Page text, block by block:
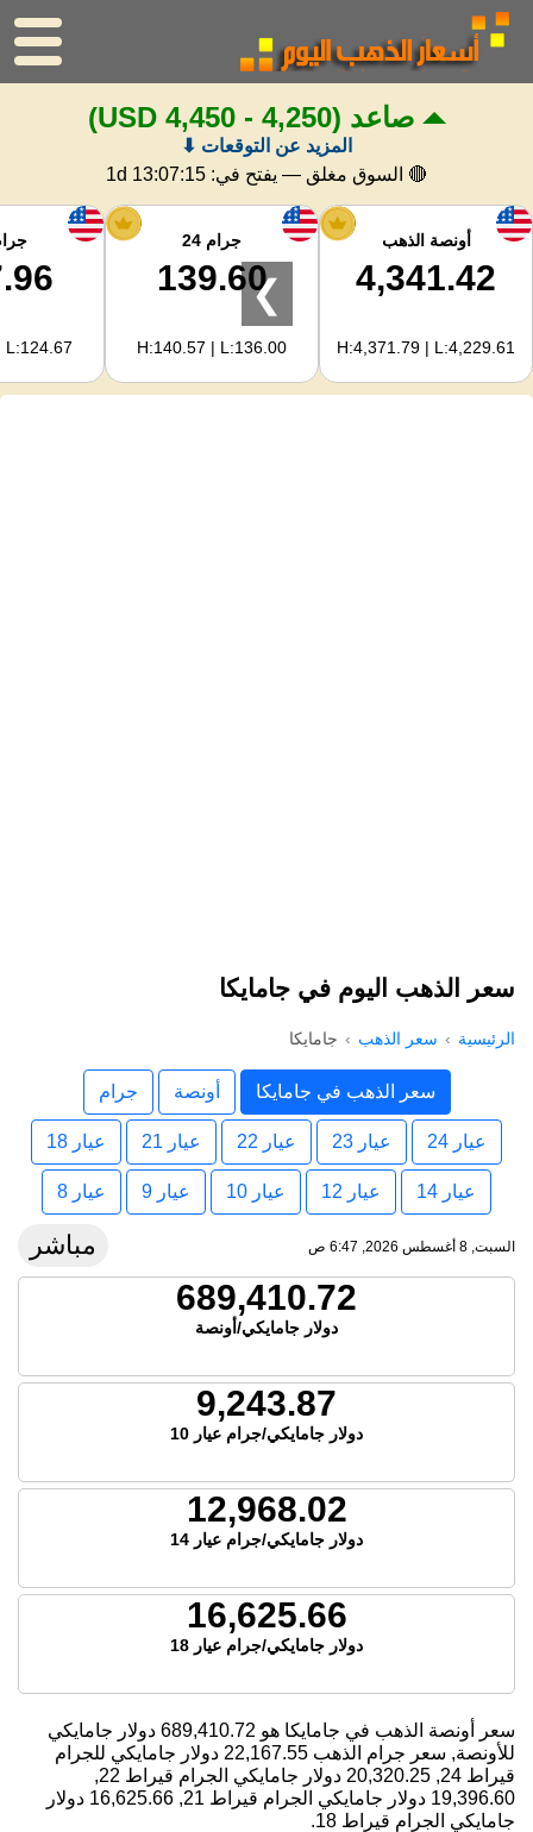
الرئيسية
سعر الذهب
اسعار الفضه
حاسبة الذهب
لمشرفي المواقع
صاعد (4,250 - 4,450 USD)
المزيد عن التوقعات ⬇
🔴 السوق مغلق — يفتح في: 1d 13:07:14
أونصة الذهب
4,341.42
H:4,371.79 | L:4,229.61
جرام 24
139.60
H:140.57 | L:136.00
L:124.67
❯
سعر الذهب اليوم في جامايكا
الرئيسية سعر الذهب جامايكا
سعر الذهب في جامايكا أونصة جرام
عيار 24 عيار 23 عيار 22 عيار 21 عيار 18
عيار 14 عيار 12 عيار 10 عيار 9 عيار 8
السبت, 8 أغسطس 2026, 6:47 ص مباشر
689,410.72
دولار جامايكي/أونصة
9,243.87
دولار جامايكي/جرام عيار 10
12,968.02
دولار جامايكي/جرام عيار 14
16,625.66
دولار جامايكي/جرام عيار 18
سعر أونصة الذهب في جامايكا هو 689,410.72 دولار جامايكي
للأونصة, سعر جرام الذهب 22,167.55 دولار جامايكي للجرام
قيراط 24,
20,320.25 دولار جامايكي الجرام قيراط 22,
19,396.60 دولار جامايكي الجرام قيراط 21, 16,625.66 دولار
جامايكي الجرام قيراط 18.